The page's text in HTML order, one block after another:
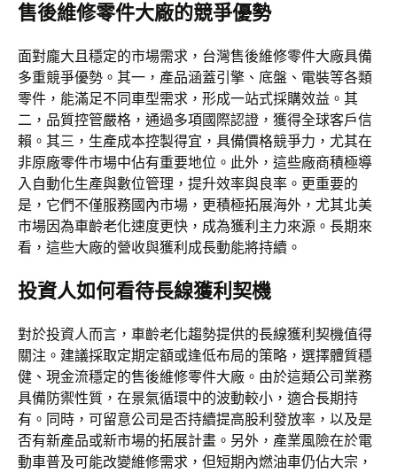
售後維修零件大廠的競爭優勢
面對龐大且穩定的市場需求，台灣售後維修零件大廠具備
多重競爭優勢。其一，產品涵蓋引擎、底盤、電裝等各類
零件，能滿足不同車型需求，形成一站式採購效益。其
二，品質控管嚴格，通過多項國際認證，獲得全球客戶信
賴。其三，生產成本控製得宜，具備價格競爭力，尤其在
非原廠零件市場中佔有重要地位。此外，這些廠商積極導
入自動化生產與數位管理，提升效率與良率。更重要的
是，它們不僅服務國內市場，更積極拓展海外，尤其北美
市場因為車齡老化速度更快，成為獲利主力來源。長期來
看，這些大廠的營收與獲利成長動能將持續。
投資人如何看待長線獲利契機
對於投資人而言，車齡老化趨勢提供的長線獲利契機值得
關注。建議採取定期定額或逢低布局的策略，選擇體質穩
健、現金流穩定的售後維修零件大廠。由於這類公司業務
具備防禦性質，在景氣循環中的波動較小，適合長期持
有。同時，可留意公司是否持續提高股利發放率，以及是
否有新產品或新市場的拓展計畫。另外，產業風險在於電
動車普及可能改變維修需求，但短期內燃油車仍佔大宗，